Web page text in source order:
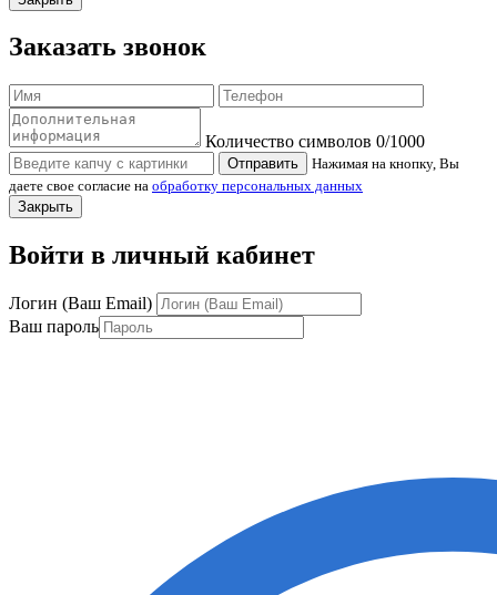
Заказать звонок
Количество символов 0/1000
Отправить
Нажимая на кнопку, Вы
даете свое согласие на обработку персональных данных
Закрыть
Войти в личный кабинет
Логин (Ваш Email)
Ваш пароль